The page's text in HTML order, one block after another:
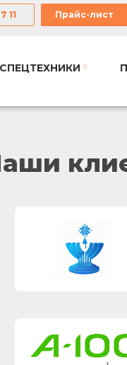
11 Прайс-лист